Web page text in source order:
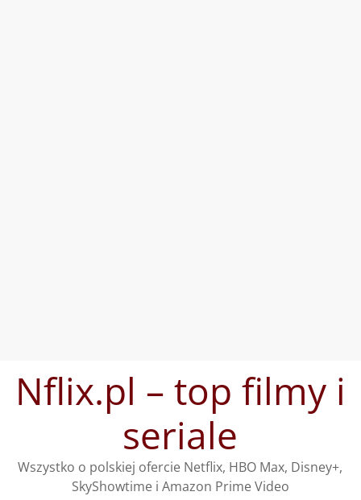
treściNflix.pl – top filmy i
seriale
Wszystko o polskiej ofercie Netflix, HBO Max, Disney+,
SkyShowtime i Amazon Prime Video